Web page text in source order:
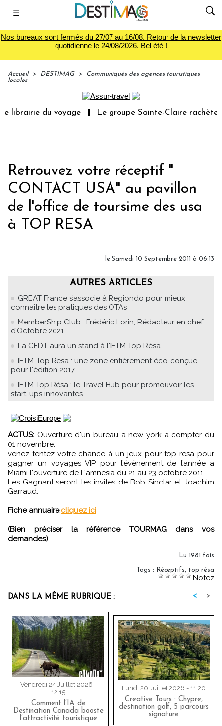
☰
Nos bureaux sont fermés du 27/07 au 16/08. Retour de la newsletter
quotidienne le 24/08/2026. Bel été !
Accueil > DESTIMAG >
Communiqués des agences touristiques
locales
librairie du voyage Le groupe Sainte-Claire rachète
Retrouvez votre réceptif "
CONTACT USA" au pavillon
de l'office de toursime des usa
à TOP RESA
le Samedi 10 Septembre 2011 à 06:13
AUTRES ARTICLES
GREAT France s’associe à Regiondo pour mieux
connaître les pratiques des OTAs
MemberShip Club : Frédéric Lorin, Rédacteur en chef
d’Octobre 2021
La CFDT aura un stand à l'IFTM Top Résa
IFTM-Top Resa : une zone entièrement éco-conçue
pour l'édition 2017
IFTM Top Résa : le Travel Hub pour promouvoir les
start-ups innovantes
ACTUS: Ouverture d'un bureau a new york a compter du
01 novembre.
venez tentez votre chance à un jeux pour top resa pour
gagner un voyages VIP pour l’évènement de l’année a
Miami l'ouverture de L'amnesia du 21 au 23 octobre 2011
Les Gagnant seront les invites de Bob Sinclar et Joachim
Garraud.
Fiche annuaire:cliquez ici
(Bien préciser la référence TOURMAG dans vos
demandes)
Lu 1981 fois
Tags : Réceptifs top résa
Notez
DANS LA MÊME RUBRIQUE : < >
Vendredi 24 Juillet 2026 -
12:15
Comment l’IA de
Destination Canada booste
l’attractivité touristique
Lundi 20 Juillet 2026 - 11:20
Creative Tours : Chypre,
destination golf, 5 parcours
signature